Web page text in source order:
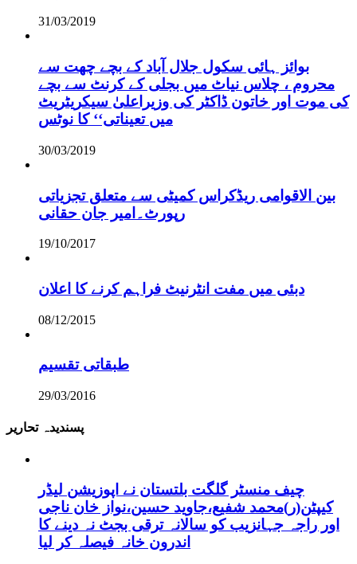
31/03/2019
بوائز ہائی سکول جلال آباد کے بچے چھت سے
محروم ، چلاس نیاٹ میں بجلی کے کرنٹ سے بچے
کی موت اور خاتون ڈاکٹر کی وزیراعلیٰ سیکریٹریٹ
میں تعیناتی‘‘ کا نوٹس
30/03/2019
بین الاقوامی ریڈکراس کمیٹی سے متعلق تجزیاتی
رپورٹ۔امیر جان حقانی
19/10/2017
دبئی میں مفت انٹرنیٹ فراہم کرنے کا اعلان
08/12/2015
طبقاتی تقسیم
29/03/2016
پسندیدہ تحاریر
چیف منسٹر گلگت بلتستان نے اپوزیشن لیڈر
کیپٹن(ر)محمد شفیع،جاوید حسین،نواز خان ناجی
اور راجہ جہانزیب کو سالانہ ترقی بجٹ نہ دینے کا
اندرون خانہ فیصلہ کر لیا